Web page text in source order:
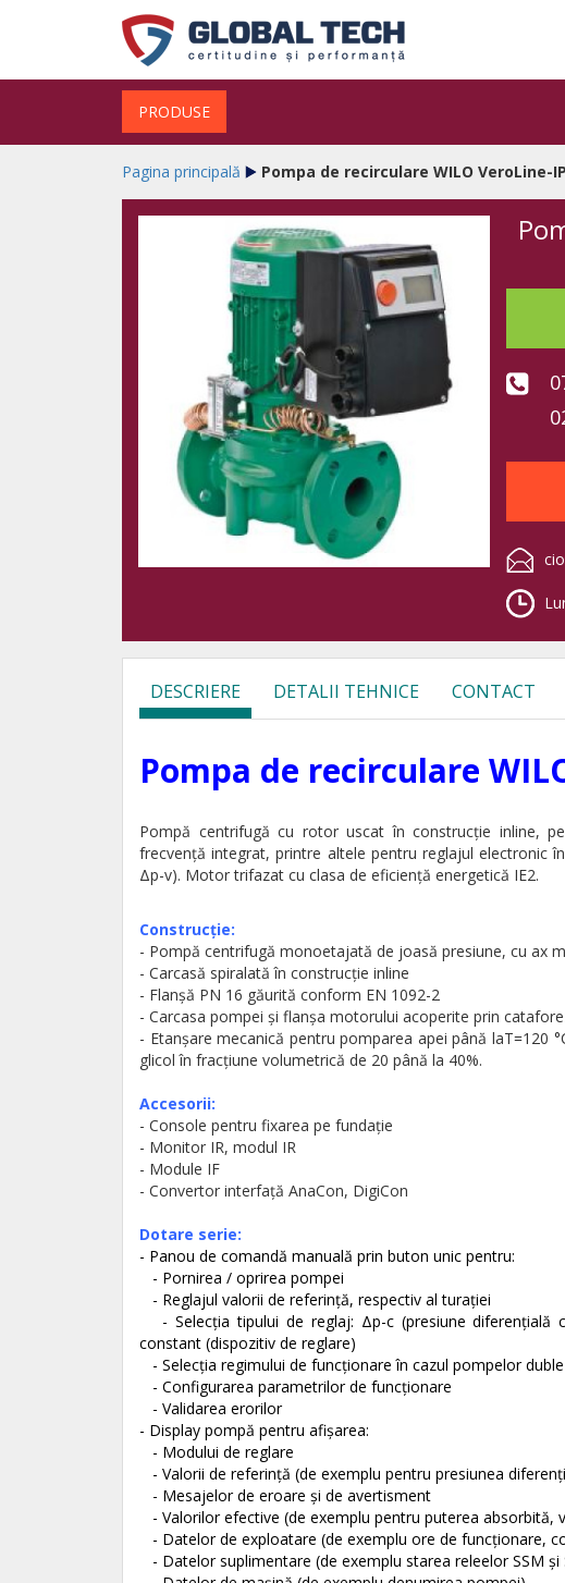
PRODUSE
Pagina principală Pompa de recirculare WILO VeroLine-
DESCRIERE DETALII TEHNICE CONTACT
Pompa de recirculare
Pompă centrifugă cu rotor uscat în construcţie inline,
frecvenţă integrat, printre altele pentru reglajul electronic
Δp-v). Motor trifazat cu clasa de eficienţă energetică IE2.
Construcţie:
- Pompă centrifugă monoetajată de joasă presiune, cu ax
- Carcasă spiralată în construcţie inline
- Flanşă PN 16 găurită conform EN 1092-2
- Carcasa pompei şi flanşa motorului acoperite prin
- Etanşare mecanică pentru pomparea apei până laT=120
glicol în fracţiune volumetrică de 20 până la 40%.
Accesorii:
- Console pentru fixarea pe fundaţie
- Monitor IR, modul IR
- Module IF
- Convertor interfaţă AnaCon, DigiCon
Dotare serie:
- Panou de comandă manuală prin buton unic pentru:
- Pornirea / oprirea pompei
- Reglajul valorii de referinţă, respectiv al turaţiei
- Selecţia tipului de reglaj: Δp-c (presiune diferenţială
constant (dispozitiv de reglare)
- Selecţia regimului de funcţionare în cazul pompelor
- Configurarea parametrilor de funcţionare
- Validarea erorilor
- Display pompă pentru afişarea:
- Modului de reglare
- Valorii de referinţă (de exemplu pentru presiunea
- Mesajelor de eroare şi de avertisment
- Valorilor efective (de exemplu pentru puterea absorbită,
- Datelor de exploatare (de exemplu ore de funcţionare,
- Datelor suplimentare (de exemplu starea releelor SSM şi